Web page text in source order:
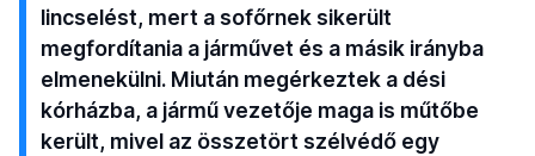
lincselést, mert a sofőrnek sikerült
megfordítania a járművet és a másik irányba
elmenekülni. Miután megérkeztek a dési
kórházba, a jármű vezetője maga is műtőbe
került, mivel az összetört szélvédő egy